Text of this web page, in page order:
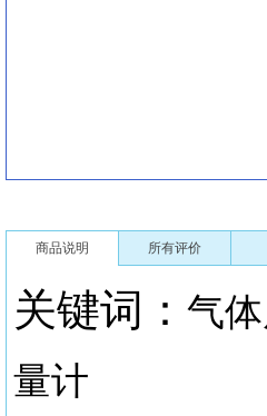
商品说明 所有评价
关键词： 气
量计